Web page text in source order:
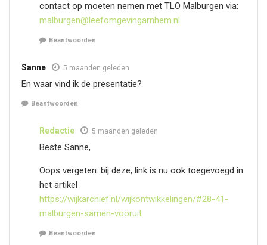
contact op moeten nemen met TLO Malburgen via:
malburgen@leefomgevingarnhem.nl
Beantwoorden
Sanne 5 maanden geleden
En waar vind ik de presentatie?
Beantwoorden
Redactie 5 maanden geleden
Beste Sanne,
Oops vergeten: bij deze, link is nu ook toegevoegd in
het artikel
https://wijkarchief.nl/wijkontwikkelingen/#28-41-
malburgen-samen-vooruit
Beantwoorden